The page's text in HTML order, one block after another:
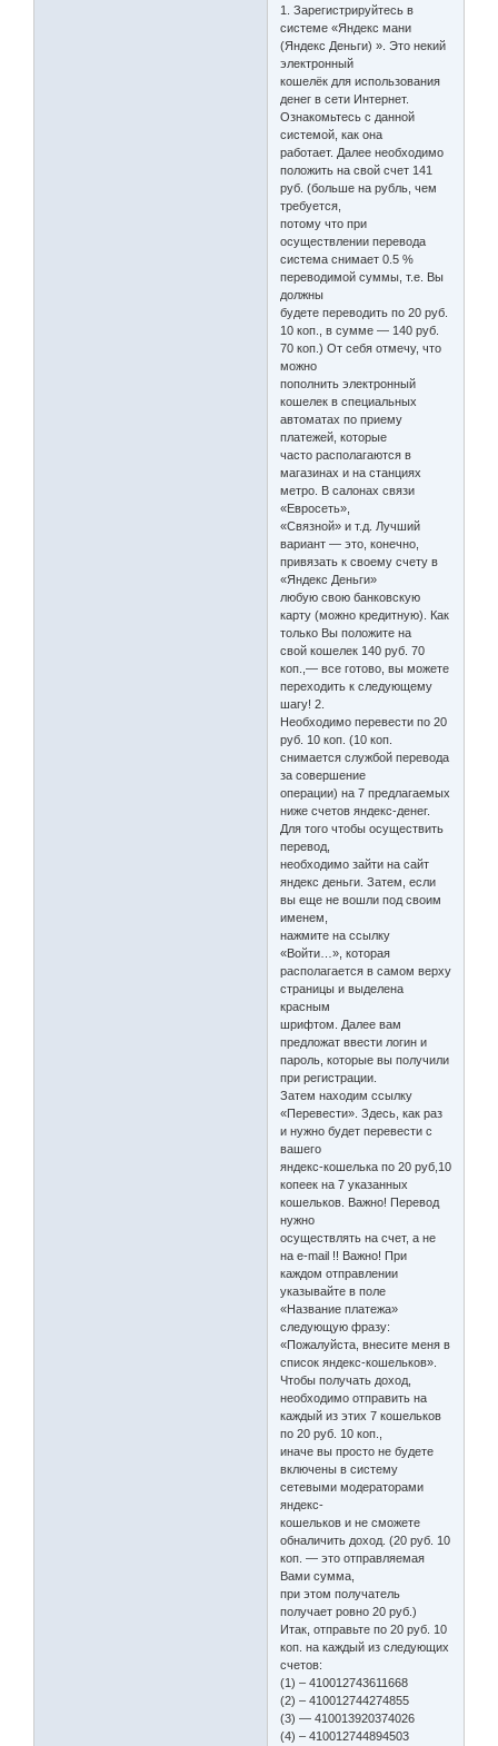
1. Зарегистрируйтесь в
системе «Яндекс мани
(Яндекс Деньги) ». Это некий
электронный
кошелёк для использования
денег в сети Интернет.
Ознакомьтесь с данной
системой, как она
работает. Далее необходимо
положить на свой счет 141
руб. (больше на рубль, чем
требуется,
потому что при
осуществлении перевода
система снимает 0.5 %
переводимой суммы, т.е. Вы
должны
будете переводить по 20 руб.
10 коп., в сумме — 140 руб.
70 коп.) От себя отмечу, что
можно
пополнить электронный
кошелек в специальных
автоматах по приему
платежей, которые
часто располагаются в
магазинах и на станциях
метро. В салонах связи
«Евросеть»,
«Связной» и т.д. Лучший
вариант — это, конечно,
привязать к своему счету в
«Яндекс Деньги»
любую свою банковскую
карту (можно кредитную). Как
только Вы положите на
свой кошелек 140 руб. 70
коп.,— все готово, вы можете
переходить к следующему
шагу! 2.
Необходимо перевести по 20
руб. 10 коп. (10 коп.
снимается службой перевода
за совершение
операции) на 7 предлагаемых
ниже счетов яндекс-денег.
Для того чтобы осуществить
перевод,
необходимо зайти на сайт
яндекс деньги. Затем, если
вы еще не вошли под своим
именем,
нажмите на ссылку
«Войти…», которая
располагается в самом верху
страницы и выделена
красным
шрифтом. Далее вам
предложат ввести логин и
пароль, которые вы получили
при регистрации.
Затем находим ссылку
«Перевести». Здесь, как раз
и нужно будет перевести с
вашего
яндекс-кошелька по 20 руб,10
копеек на 7 указанных
кошельков. Важно! Перевод
нужно
осуществлять на счет, а не
на e-mail !! Важно! При
каждом отправлении
указывайте в поле
«Название платежа»
следующую фразу:
«Пожалуйста, внесите меня в
список яндекс-кошельков».
Чтобы получать доход,
необходимо отправить на
каждый из этих 7 кошельков
по 20 руб. 10 коп.,
иначе вы просто не будете
включены в систему
сетевыми модераторами
яндекс-
кошельков и не сможете
обналичить доход. (20 руб. 10
коп. — это отправляемая
Вами сумма,
при этом получатель
получает ровно 20 руб.)
Итак, отправьте по 20 руб. 10
коп. на каждый из следующих
счетов:
(1) – 410012743611668
(2) – 410012744274855
(3) — 410013920374026
(4) – 410012744894503